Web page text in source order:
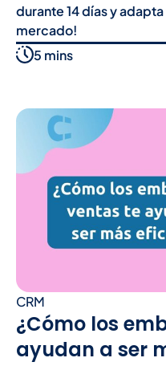
durante 14 días y
mercado!
5 mins
CRM
¿Cómo los
ayudan a ser